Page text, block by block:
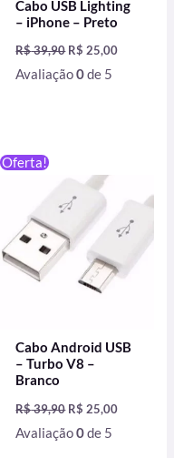
Cabo USB Lighting
– iPhone – Preto
R$39,90 R$ 25,00
Avaliação0de 5
Oferta!
Cabo Android USB
– Turbo V8 –
Branco
R$39,90
preço
original
era:
R$ 39,90.
R$ 25,00
R$ 25,00.
Avaliação0de 5